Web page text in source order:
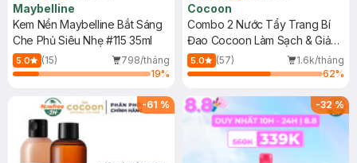
Maybelline
Kem Nền Maybelline Bắt Sáng
Che Phủ Siêu Nhẹ #115 35ml
5.0 (15)
798/tháng
19%
Cocoon
Combo 2 Nước Tẩy Trang Bí
Đao Cocoon Làm Sạch & Giảm
Dầu 500ml
5.0 (57)
1.6k/tháng
62%
-61 % -32%